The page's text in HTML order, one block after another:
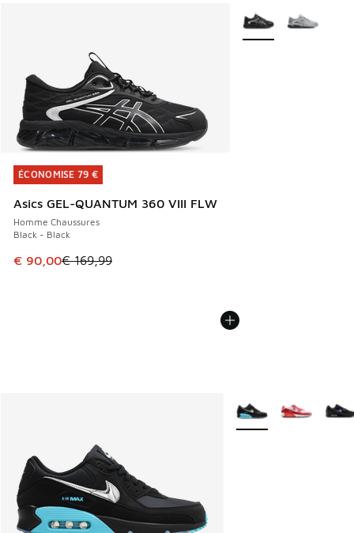
ÉCONOMISE 79 €
Asics GEL-QUANTUM 360 VIII FLW
Homme Chaussures
Black - Black
Cet article est en promotion. Prix en baisse de € 169,99 à
€ 90,00€ 169,99
ÉCONOMISE 79 €
Plus de couleurs
Plus de couleurs